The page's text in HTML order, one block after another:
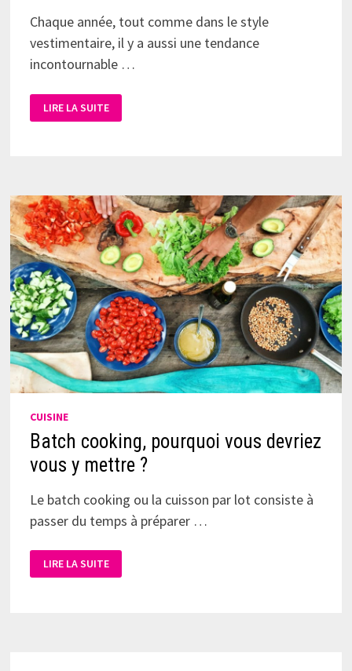
Chaque année, tout comme dans le style
vestimentaire, il y a aussi une tendance
incontournable …
LIRE LA SUITE
CUISINE
Batch cooking, pourquoi vous devriez
vous y mettre ?
Le batch cooking ou la cuisson par lot consiste à
passer du temps à préparer …
LIRE LA SUITE